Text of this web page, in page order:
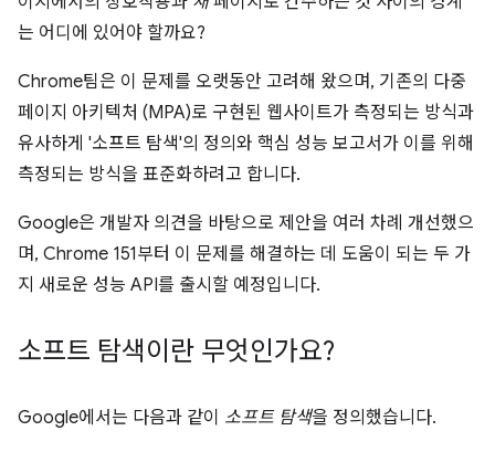
는 어디에 있어야 할까요?
Chrome팀은 이 문제를 오랫동안 고려해 왔으며, 기존의 다중
페이지 아키텍처 (MPA)로 구현된 웹사이트가 측정되는 방식과
유사하게 '소프트 탐색'의 정의와 핵심 성능 보고서가 이를 위해
측정되는 방식을 표준화하려고 합니다.
Google은 개발자 의견을 바탕으로 제안을 여러 차례 개선했으
며, Chrome 151부터 이 문제를 해결하는 데 도움이 되는 두 가
지 새로운 성능 API를 출시할 예정입니다.
소프트 탐색이란 무엇인가요?
Google에서는 다음과 같이 소프트 탐색을 정의했습니다.